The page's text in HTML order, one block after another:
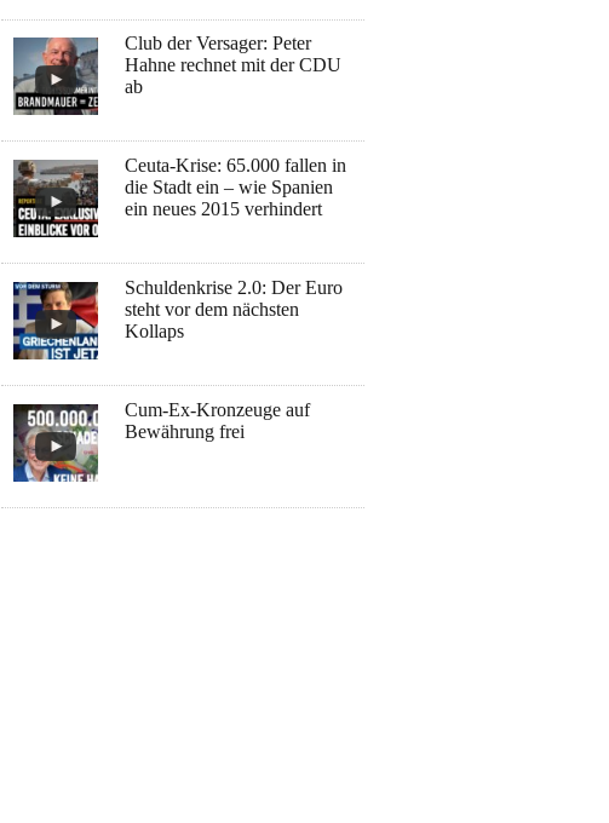
Club der Versager: Peter
Hahne rechnet mit der CDU
ab
Ceuta-Krise: 65.000 fallen in
die Stadt ein – wie Spanien
ein neues 2015 verhindert
Schuldenkrise 2.0: Der Euro
steht vor dem nächsten
Kollaps
Cum-Ex-Kronzeuge auf
Bewährung frei